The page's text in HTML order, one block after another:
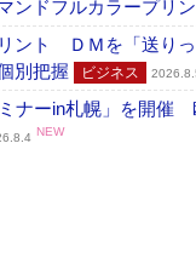
ンドフルカラープリ
リント ＤＭを「送
別把握
ビジネス
ナーin札幌」を開催
NEW